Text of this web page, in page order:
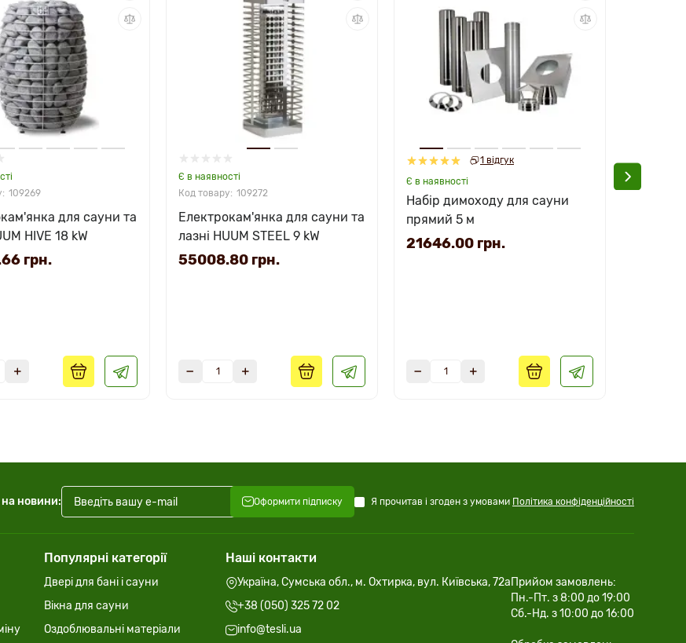
109269
для сауни та
HIVE 18 kW
грн.
Є в наявності
109272
Електрокам'янка для сауни та
лазні HUUM STEEL 9 kW
55008.80 грн.
1 відгук
Є в наявності
Набір димоходу для сауни
прямий 5 м
21646.00 грн.
на новини: Оформити підписку Я прочитав і згоден з умовами Політика конфіденційності
Популярні категорії
Двері для бані і сауни
Вікна для сауни
Оздоблювальні матеріали
Наші контакти
Україна, Сумська обл., м. Охтирка, вул. Київська, 72а
+38 (050) 325 72 02
info@tesli.ua
Прийом замовлень:
Пн.-Пт. з 8:00 до 19:00
Сб.-Нд. з 10:00 до 16:00